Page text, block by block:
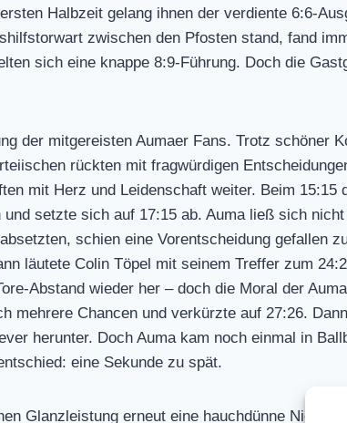
Halbzeit gelang ihnen der verdiente 6:6-
zwischen den Pfosten stand, fand
sich eine knappe 8:9-Führung. Doch die
der mitgereisten Aumaer Fans. Trotz schöner
rückten mit fragwürdigen
mit Herz und Leidenschaft weiter. Beim
setzte sich auf 17:15 ab. Auma ließ sich
schien eine Vorentscheidung gefallen
läutete Colin Töpel mit seinem Treffer zum
Abstand wieder her – doch die Moral der
mehrere Chancen und verkürzte auf 27:26.
herunter. Doch Auma kam noch einmal in
eine Sekunde zu spät.
Glanzleistung erneut eine hauchdünne